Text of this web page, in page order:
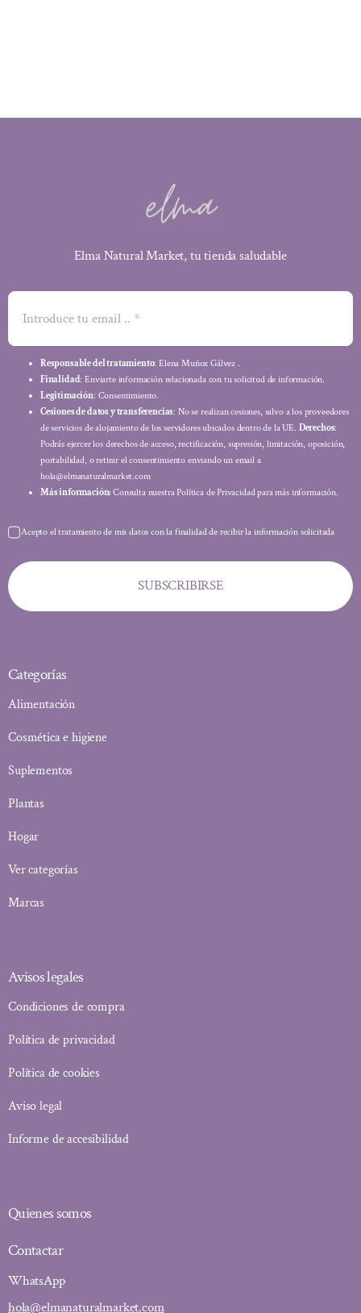
Elma Natural Market, tu tienda saludable
Responsable del tratamiento: Elena Muñoz Gálvez .
Finalidad: Enviarte información relacionada con tu solicitud de información.
Legitimación: Consentimiento.
Cesiones de datos y transferencias: No se realizan cesiones, salvo a los proveedores
de servicios de alojamiento de los servidores ubicados dentro de la UE. Derechos:
Podrás ejercer los derechos de acceso, rectificación, supresión, limitación, oposición,
portabilidad, o retirar el consentimiento enviando un email a
hola@elmanaturalmarket.com
Más información: Consulta nuestra Política de Privacidad para más información.
Acepto el tratamiento de mis datos con la finalidad de recibir la información solicitada
SUBSCRIBIRSE
Categorías
Alimentación
Cosmética e higiene
Suplementos
Plantas
Hogar
Ver categorías
Marcas
Avisos legales
Condiciones de compra
Política de privacidad
Política de cookies
Aviso legal
Informe de accesibilidad
Quienes somos
Contactar
WhatsApp
hola@elmanaturalmarket.com